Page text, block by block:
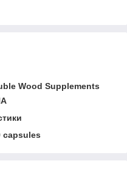
Wood Supplements
capsules